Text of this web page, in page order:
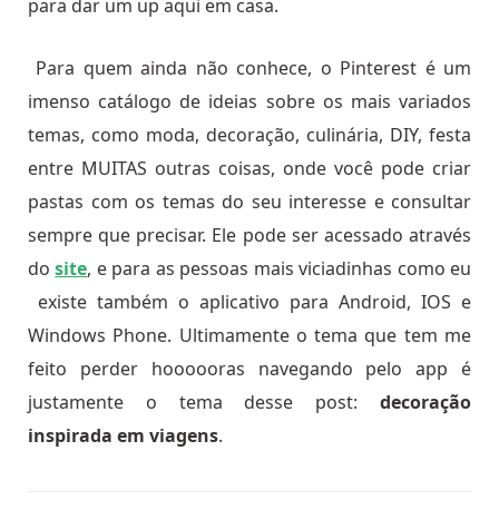
para dar um up aqui em casa.
Para quem ainda não conhece, o Pinterest é um
imenso catálogo de ideias sobre os mais variados
temas, como moda, decoração, culinária, DIY, festa
entre MUITAS outras coisas, onde você pode criar
pastas com os temas do seu interesse e consultar
sempre que precisar. Ele pode ser acessado através
dosite, e para as pessoas mais viciadinhas como eu
existe também o aplicativo para Android, IOS e
Windows Phone. Ultimamente o tema que tem me
feito perder hoooooras navegando pelo app é
justamente o tema desse post: decoração
inspirada em viagens.